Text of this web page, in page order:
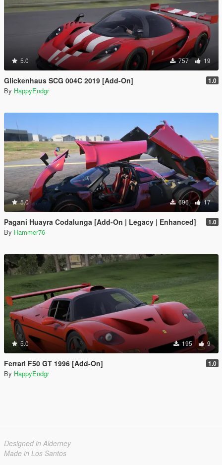
5.0 757 19
Glickenhaus SCG 004C 2019 [Add-On] 1.0
By HappyEndgr
5.0 696 17
Pagani Huayra Codalunga [Add-On | Legacy | Enhanced] 1.0
By Hammer76
5.0 195 9
Ferrari F50 GT 1996 [Add-On] 1.0
By HappyEndgr
Designed in Alderney
Made in Los Santos